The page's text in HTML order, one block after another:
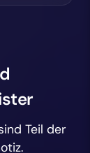
Teil der